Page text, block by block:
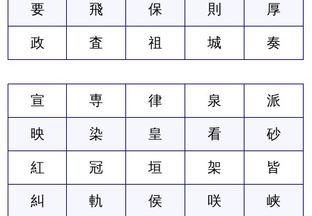
要 飛 保 則 厚
政 査 祖 城 奏
宣 専 律 泉 派
映 染 皇 看 砂
紅 冠 垣 架 皆
糾 軌 侯 咲 峡